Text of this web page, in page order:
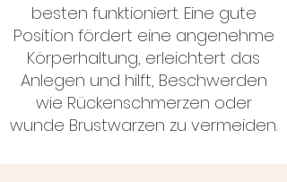
besten funktioniert. Eine gute
Position fördert eine angenehme
Körperhaltung, erleichtert das
Anlegen und hilft, Beschwerden
wie Rückenschmerzen oder
wunde Brustwarzen zu vermeiden.